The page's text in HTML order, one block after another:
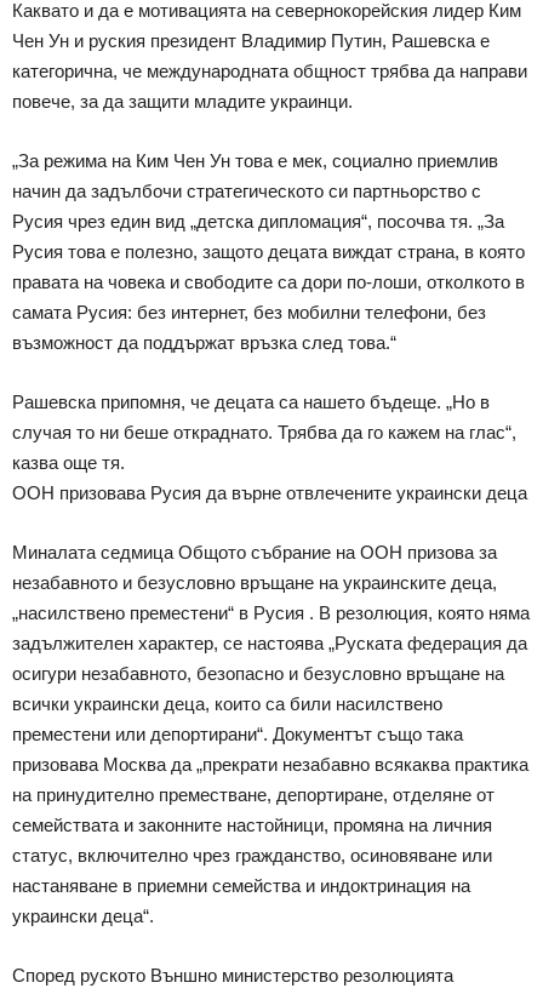
Каквато и да е мотивацията на севернокорейския лидер Ким
Чен Ун и руския президент Владимир Путин, Рашевска е
категорична, че международната общност трябва да направи
повече, за да защити младите украинци.
„За режима на Ким Чен Ун това е мек, социално приемлив
начин да задълбочи стратегическото си партньорство с
Русия чрез един вид „детска дипломация“, посочва тя. „За
Русия това е полезно, защото децата виждат страна, в която
правата на човека и свободите са дори по-лоши, отколкото в
самата Русия: без интернет, без мобилни телефони, без
възможност да поддържат връзка след това.“
Рашевска припомня, че децата са нашето бъдеще. „Но в
случая то ни беше откраднато. Трябва да го кажем на глас“,
казва още тя.
ООН призовава Русия да върне отвлечените украински деца
Миналата седмица Общото събрание на ООН призова за
незабавното и безусловно връщане на украинските деца,
„насилствено преместени“ в Русия . В резолюция, която няма
задължителен характер, се настоява „Руската федерация да
осигури незабавното, безопасно и безусловно връщане на
всички украински деца, които са били насилствено
преместени или депортирани“. Документът също така
призовава Москва да „прекрати незабавно всякаква практика
на принудително преместване, депортиране, отделяне от
семействата и законните настойници, промяна на личния
статус, включително чрез гражданство, осиновяване или
настаняване в приемни семейства и индоктринация на
украински деца“.
Според руското Външно министерство резолюцията